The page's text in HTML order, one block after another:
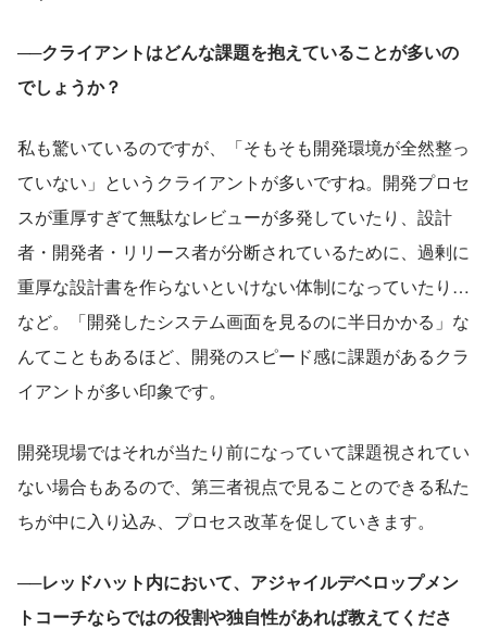
──クライアントはどんな課題を抱えていることが多いの
でしょうか？
私も驚いているのですが、「そもそも開発環境が全然整っ
ていない」というクライアントが多いですね。開発プロセ
スが重厚すぎて無駄なレビューが多発していたり、設計
者・開発者・リリース者が分断されているために、過剰に
重厚な設計書を作らないといけない体制になっていたり…
など。「開発したシステム画面を見るのに半日かかる」な
んてこともあるほど、開発のスピード感に課題があるクラ
イアントが多い印象です。
開発現場ではそれが当たり前になっていて課題視されてい
ない場合もあるので、第三者視点で見ることのできる私た
ちが中に入り込み、プロセス改革を促していきます。
──レッドハット内において、アジャイルデベロップメン
トコーチならではの役割や独自性があれば教えてくださ